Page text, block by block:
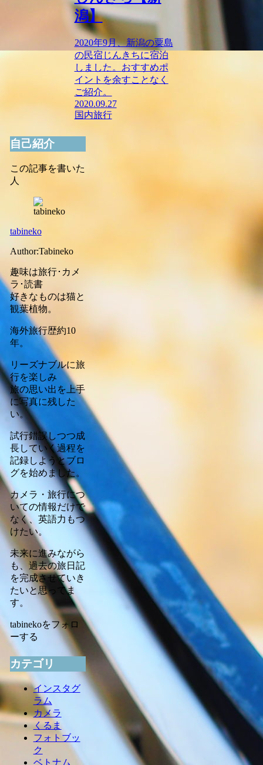
潟】
2020年9月、新潟の粟島
の民宿じんきちに宿泊
しました。おすすめポ
イントを余すことなく
ご紹介。
2020.09.27
国内旅行
自己紹介
この記事を書いた
人
tabineko
Author:Tabineko
趣味は旅行･カメ
ラ･読書
好きなものは猫と
観葉植物。
海外旅行歴約10
年。
リーズナブルに旅
行を楽しみ
旅の思い出を上手
に写真に残した
い。
試行錯誤しつつ成
長していく過程を
記録しようとブロ
グを始めました。
カメラ・旅行につ
いての情報だけで
なく、英語力もつ
けたい。
未来に進みながら
も、過去の旅日記
を完成させていき
たいと思ってま
す。
tabinekoをフォロ
ーする
カテゴリ
インスタグ
ラム
カメラ
くるま
フォトブッ
ク
ベトナム